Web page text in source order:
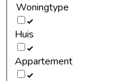
Woningtype
Huis
Appartement